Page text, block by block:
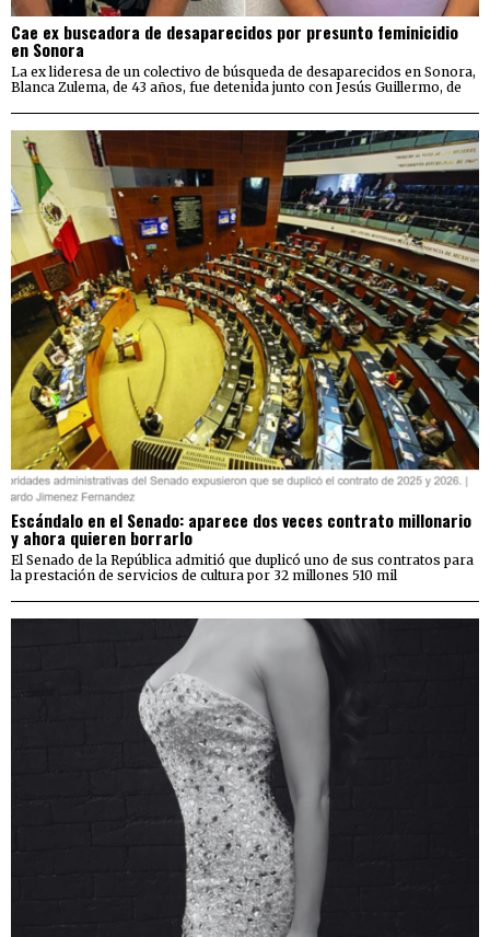
Cae ex buscadora de desaparecidos por presunto feminicidio
en Sonora
La ex lideresa de un colectivo de búsqueda de desaparecidos en Sonora,
Blanca Zulema, de 43 años, fue detenida junto con Jesús Guillermo, de
Escándalo en el Senado: aparece dos veces contrato millonario
y ahora quieren borrarlo
El Senado de la República admitió que duplicó uno de sus contratos para
la prestación de servicios de cultura por 32 millones 510 mil